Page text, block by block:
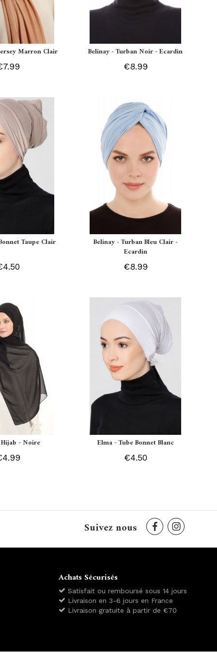
Marron Clair Belinay - Turban Noir - Ecardin
€8.99
Taupe Clair
Belinay - Turban Bleu Clair -
Ecardin
€8.99
- Noire Elma - Tube Bonnet Blanc
€4.50
Suivez nous
Achats Sécurisés
Satisfait ou remboursé sous 14 jours
Livraison en 3-6 jours en France
Livraison gratuite à partir de €70